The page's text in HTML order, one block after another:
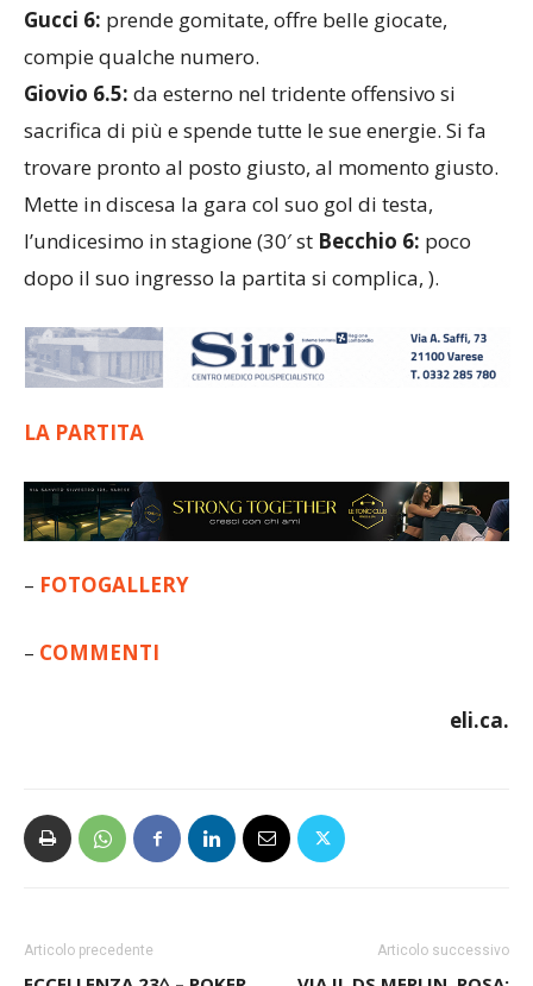
Gucci 6: prende gomitate, offre belle giocate,
compie qualche numero.
Giovio 6.5: da esterno nel tridente offensivo si
sacrifica di più e spende tutte le sue energie. Si fa
trovare pronto al posto giusto, al momento giusto.
Mette in discesa la gara col suo gol di testa,
l’undicesimo in stagione (30′ st Becchio 6: poco
dopo il suo ingresso la partita si complica, ).
LA PARTITA
– FOTOGALLERY
– COMMENTI
eli.ca.
Articolo precedente Articolo successivo